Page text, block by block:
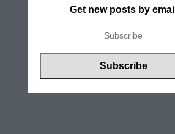
Get new posts by email